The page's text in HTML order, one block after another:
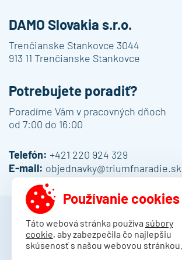
DAMO Slovakia s.r.o.
Trenčianske Stankovce 3044
913 11 Trenčianske Stankovce
Potrebujete poradiť?
Poradíme Vám v pracovných dňoch
od 7:00 do 16:00
Telefón: +421 220 924 329
E-mail: objednavky@triumfnaradie.sk
© 2013 - 2026 DAMO
Obchodné podmienky
Dodacie podmienky
Používanie cookies
Táto webová stránka používa súbory
cookie, aby zabezpečila čo najlepšiu
skúsenosť s našou webovou stránkou.